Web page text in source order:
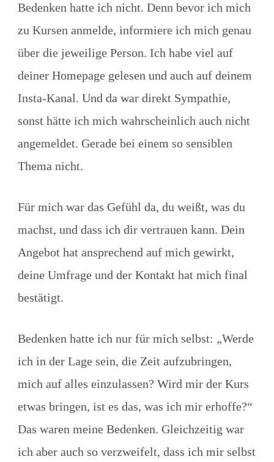
Bedenken hatte ich nicht. Denn bevor ich mich
zu Kursen anmelde, informiere ich mich genau
über die jeweilige Person. Ich habe viel auf
deiner Homepage gelesen und auch auf deinem
Insta-Kanal. Und da war direkt Sympathie,
sonst hätte ich mich wahrscheinlich auch nicht
angemeldet. Gerade bei einem so sensiblen
Thema nicht.
Für mich war das Gefühl da, du weißt, was du
machst, und dass ich dir vertrauen kann. Dein
Angebot hat ansprechend auf mich gewirkt,
deine Umfrage und der Kontakt hat mich final
bestätigt.
Bedenken hatte ich nur für mich selbst: „Werde
ich in der Lage sein, die Zeit aufzubringen,
mich auf alles einzulassen? Wird mir der Kurs
etwas bringen, ist es das, was ich mir erhoffe?“
Das waren meine Bedenken. Gleichzeitig war
ich aber auch so verzweifelt, dass ich mir selbst